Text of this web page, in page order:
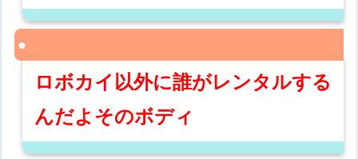
ロボカイ以外に誰がレンタルする
んだよそのボディ